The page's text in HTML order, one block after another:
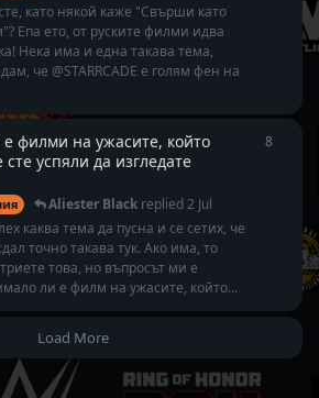
като някой каже "Свърши като
Епа ето, от руските филми идва
Нека има и една такава тема,
че @STARRCADE е голям фен на
филми на ужасите, който
сте успяли да изгледате
Aliester Black replied2 Jul
каква тема да пусна и се сетих, че
точно такава тук. Ако има, то
това, но въпросът ми е
ли е филм на ужасите, който...
8
Load More